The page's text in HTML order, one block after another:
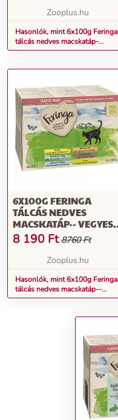
Zooplus.hu
Hasonlók, mint 6x100g Feringa
tálcás nedves macskatáp-
Szárnyas
6X100G FERINGA
TÁLCÁS NEDVES
MACSKATÁP-- VEGYES
CSOMAG I (6 FAJTÁVAL)
8 190 Ft 8760 Ft
Zooplus.hu
Hasonlók, mint 6x100g Feringa
tálcás nedves macskatáp--
Vegyes csomag I (6 fajtával)